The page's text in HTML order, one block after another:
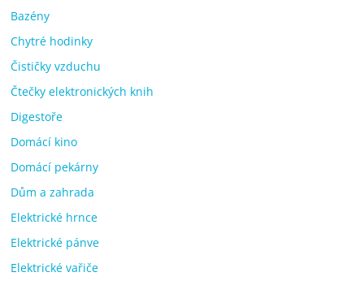
Bazény
Chytré hodinky
Čističky vzduchu
Čtečky elektronických knih
Digestoře
Domácí kino
Domácí pekárny
Dům a zahrada
Elektrické hrnce
Elektrické pánve
Elektrické vařiče